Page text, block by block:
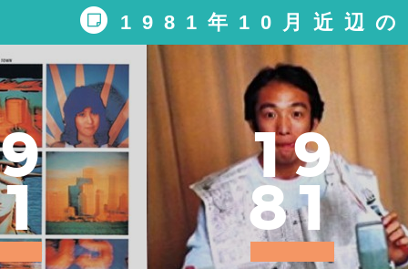
1981年10月近辺の
9
1
19
81